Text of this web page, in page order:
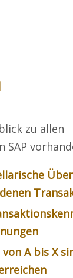
zu allen
SAP
A bis X